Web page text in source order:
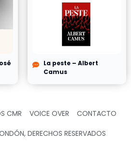
La peste – Albert
Camus
CMR VOICE OVER CONTACTO
DERECHOS RESERVADOS